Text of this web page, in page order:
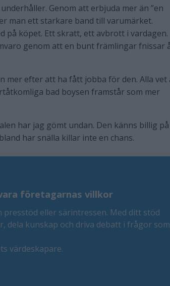
Genom att erbjuda mer än ”en
man ett starkare band till varumärket.
på köpet. Ett skratt, ett avbrott i vardagen.
genom att en bunt främlingar fnissar
mer efter att ha fått jobba för den. Alla vet
bad boysen framstår som mer
har jag gömt undan. Den känns billig på
har snälla killar inte en chans.
företagarnas villkor
eller särintressen. Med ditt stöd
dela kunskap och driva debatt i frågor som
värdeskapare.